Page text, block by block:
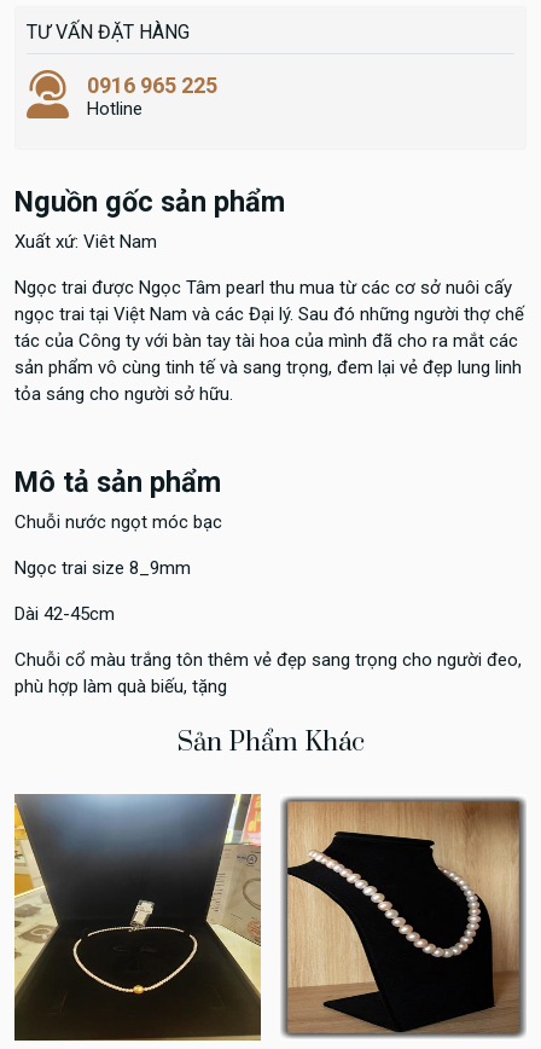
TƯ VẤN ĐẶT HÀNG
0916 965 225
Hotline
Nguồn gốc sản phẩm
Xuất xứ: Viêt Nam
Ngọc trai được Ngọc Tâm pearl thu mua từ các cơ sở nuôi cấy
ngọc trai tại Việt Nam và các Đại lý. Sau đó những người thợ chế
tác của Công ty với bàn tay tài hoa của mình đã cho ra mắt các
sản phẩm vô cùng tinh tế và sang trọng, đem lại vẻ đẹp lung linh
tỏa sáng cho người sở hữu.
Mô tả sản phẩm
Chuỗi nước ngọt móc bạc
Ngọc trai size 8_9mm
Dài 42-45cm
Chuỗi cổ màu trắng tôn thêm vẻ đẹp sang trọng cho người đeo,
phù hợp làm quà biếu, tặng
Sản Phẩm Khác